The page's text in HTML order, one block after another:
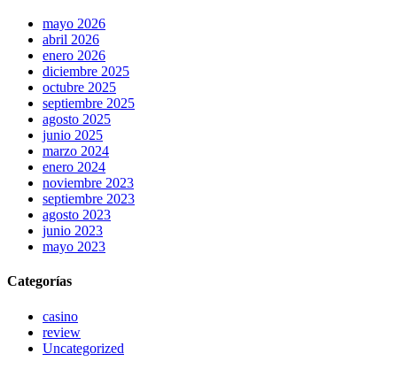
mayo 2026
abril 2026
enero 2026
diciembre 2025
octubre 2025
septiembre 2025
agosto 2025
junio 2025
marzo 2024
enero 2024
noviembre 2023
septiembre 2023
agosto 2023
junio 2023
mayo 2023
Categorías
casino
review
Uncategorized